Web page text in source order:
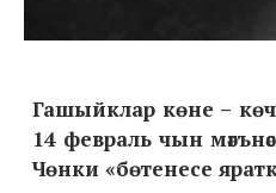
Гашыйклар көне –
14 февраль чын
Чөнки «бөтенесе